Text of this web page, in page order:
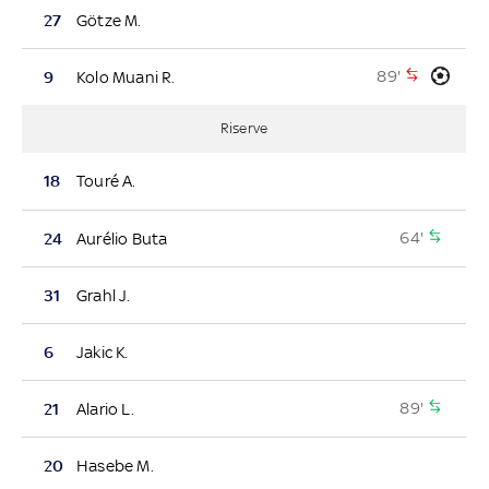
27 Götze M.
9 Kolo Muani R. 89'
Riserve
18 Touré A.
24 Aurélio Buta 64'
31 Grahl J.
6 Jakic K.
21 Alario L. 89'
20 Hasebe M.